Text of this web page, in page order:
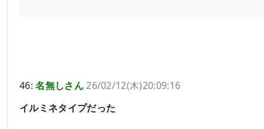
46:名無しさん26/02/12(木)20:09:16
イルミネタイプだった